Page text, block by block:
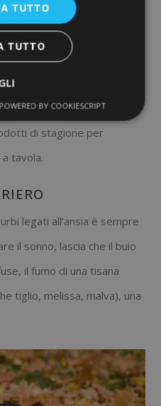
cavoli, porri ecc.: i
e corposi per preparare il
Come sempre ti
di stagione per
tavola.
legati all’ansia è sempre
il sonno, lascia che il buio
il fumo di una tisana
tiglio, melissa, malva), una
TUTTO
TUTTO
POWERED BY COOKIESCRIPT